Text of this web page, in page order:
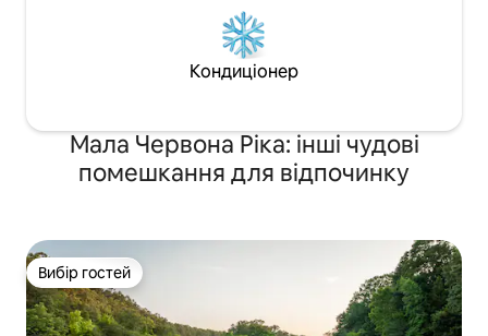
Кондиціонер
Мала Червона Ріка: інші чудові
помешкання для відпочинку
Вибір гостей
Вибір гостей